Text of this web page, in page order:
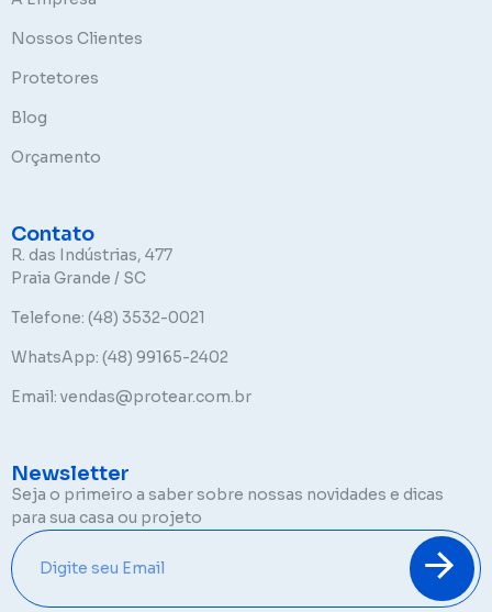
Nossos Clientes
Protetores
Blog
Orçamento
Contato
R. das Indústrias, 477
Praia Grande / SC
Telefone: (48) 3532-0021
WhatsApp: (48) 99165-2402
Email: vendas@protear.com.br
Newsletter
Seja o primeiro a saber sobre nossas novidades e dicas
para sua casa ou projeto